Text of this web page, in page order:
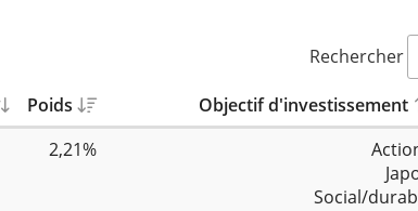
Rechercher
Poids Objectif d'investissement
2,21%
Social/